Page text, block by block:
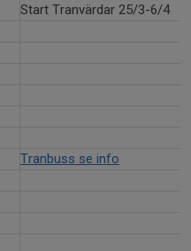
Start Tranvärdar 25/3-6/4
Tranbuss se info